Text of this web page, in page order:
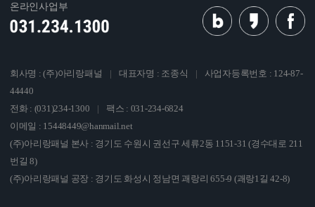
온라인사업부
회사명 : (주)아리랑패널 | 대표자명 : 조종식 |
사업자등록번호 : 124-87-
44440
전화 : (031)234-1300
|
팩스 : 031-234-6824
이메일 : 15448449@hanmail.net
(주)아리랑패널 본사 : 경기도 수원시 권선구 세류2동 1151-31 (경수대로 211
번길 8)
(주)아리랑패널 공장 : 경기도 화성시 정남면 괘랑리 655-9 (괘랑1길 42-8)